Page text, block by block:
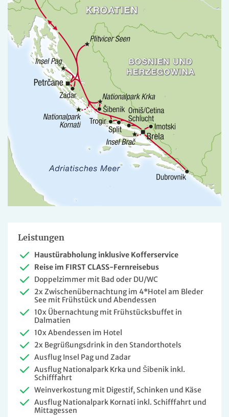
Leistungen
Haustürabholung inklusive Kofferservice
Reise im FIRST CLASS-Fernreisebus
Doppelzimmer mit Bad oder DU/WC
2x Zwischenübernachtung im 4*Hotel am Bleder
See mit Frühstück und Abendessen
10x Übernachtung mit Frühstücksbuffet in
Dalmatien
10x Abendessen im Hotel
2x Begrüßungsdrink in den Standorthotels
Ausflug Insel Pag und Zadar
Ausflug Nationalpark Krka und Šibenik inkl.
Schifffahrt
Weinverkostung mit Digestif, Schinken und Käse
Ausflug Nationalpark Kornati inkl. Schifffahrt und
Mittagessen